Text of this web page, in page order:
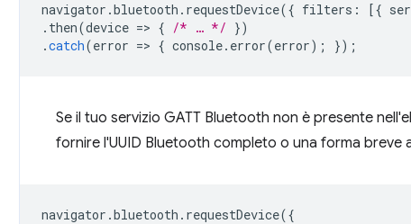
navigator .bluetooth . requestDevice({ filters : [{
. then(device => { /* … */ })
.catch(error => { console. error(error); });
Se il tuo servizio GATT Bluetooth non è presente
fornire l'UUID Bluetooth completo o una forma breve
navigator .bluetooth . requestDevice({